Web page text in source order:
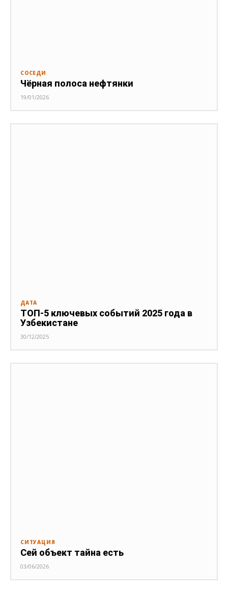
СОСЕДИ
Чёрная полоса нефтянки
19/01/2026
ДАТА
ТОП-5 ключевых событий 2025 года в
Узбекистане
30/12/2025
СИТУАЦИЯ
Сей объект тайна есть
03/06/2026